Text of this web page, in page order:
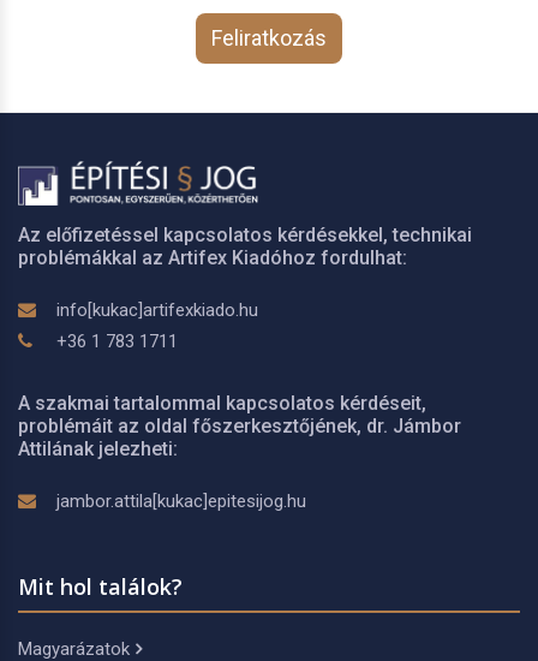
Feliratkozás
Az előfizetéssel kapcsolatos kérdésekkel, technikai
problémákkal az Artifex Kiadóhoz fordulhat:
info[kukac]artifexkiado.hu
+36 1 783 1711
A szakmai tartalommal kapcsolatos kérdéseit,
problémáit az oldal főszerkesztőjének, dr. Jámbor
Attilának jelezheti:
jambor.attila[kukac]epitesijog.hu
Mit hol találok?
Magyarázatok